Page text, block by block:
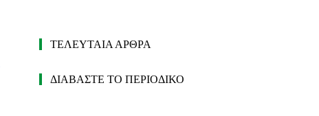
ΤΕΛΕΥΤΑΙΑ ΑΡΘΡΑ
ΔΙΑΒΑΣΤΕ ΤΟ ΠΕΡΙΟΔΙΚΟ